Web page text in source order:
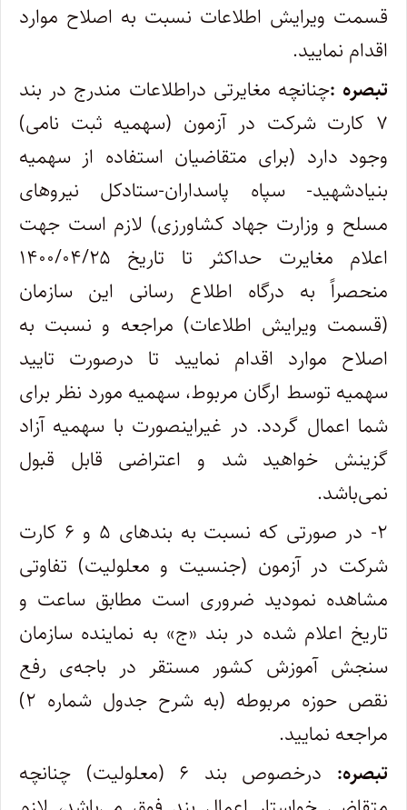
قسمت ویرایش اطلاعات نسبت به اصلاح موارد
اقدام نمایید.
تبصره :چنانچه مغایرتی دراطلاعات مندرج در بند
۷ کارت شرکت در آزمون (سهمیه ثبت نامی)
وجود دارد (برای متقاضیان استفاده از سهمیه
بنیادشهید- سپاه پاسداران-ستادکل نیروهای
مسلح و وزارت جهاد کشاورزی) لازم است جهت
اعلام مغایرت حداکثر تا تاریخ ۱۴۰۰/۰۴/۲۵
منحصراً به درگاه اطلاع رسانی این سازمان
(قسمت ویرایش اطلاعات) مراجعه و نسبت به
اصلاح موارد اقدام نمایید تا درصورت تایید
سهمیه توسط ارگان مربوط، سهمیه مورد نظر برای
شما اعمال گردد. در غیراینصورت با سهمیه آزاد
گزینش خواهید شد و اعتراضی قابل قبول
نمی‌باشد.
۲- در صورتی که نسبت به بندهای ۵ و ۶ کارت
شرکت در آزمون (جنسیت و معلولیت) تفاوتی
مشاهده نمودید ضروری است مطابق ساعت و
تاریخ اعلام شده در بند «ج» به نماینده سازمان
سنجش آموزش کشور مستقر در باجه‌ی رفع
نقص حوزه مربوطه (به شرح جدول شماره ۲)
مراجعه نمایید.
تبصره:
درخصوص بند ۶ (معلولیت) چنانچه